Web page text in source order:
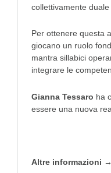
collettivamente duale
Per ottenere questa
giocano un ruolo
mantra sillabici
integrare le
Gianna Tessaro ha
essere una nuova
Altre informazioni →